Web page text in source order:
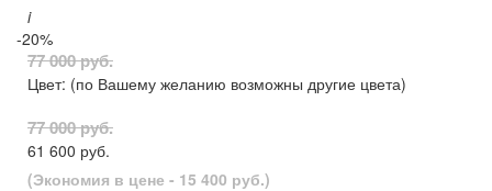
i
-20%
77 000 руб.
Цвет: (по Вашему желанию возможны другие цвета)
77 000 руб.
61 600 руб.
(Экономия в цене - 15 400 руб.)